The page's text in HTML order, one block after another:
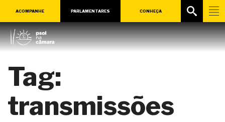
ACOMPANHE PARLAMENTARES CONHEÇA
Tag:
transmissões